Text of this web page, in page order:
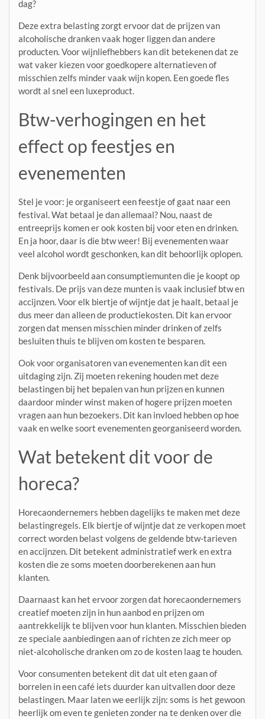
dag?
Deze extra belasting zorgt ervoor dat de prijzen van
alcoholische dranken vaak hoger liggen dan andere
producten. Voor wijnliefhebbers kan dit betekenen dat ze
wat vaker kiezen voor goedkopere alternatieven of
misschien zelfs minder vaak wijn kopen. Een goede fles
wordt al snel een luxeproduct.
Btw-verhogingen en het
effect op feestjes en
evenementen
Stel je voor: je organiseert een feestje of gaat naar een
festival. Wat betaal je dan allemaal? Nou, naast de
entreeprijs komen er ook kosten bij voor eten en drinken.
En ja hoor, daar is die btw weer! Bij evenementen waar
veel alcohol wordt geschonken, kan dit behoorlijk oplopen.
Denk bijvoorbeeld aan consumptiemunten die je koopt op
festivals. De prijs van deze munten is vaak inclusief btw en
accijnzen. Voor elk biertje of wijntje dat je haalt, betaal je
dus meer dan alleen de productiekosten. Dit kan ervoor
zorgen dat mensen misschien minder drinken of zelfs
besluiten thuis te blijven om kosten te besparen.
Ook voor organisatoren van evenementen kan dit een
uitdaging zijn. Zij moeten rekening houden met deze
belastingen bij het bepalen van hun prijzen en kunnen
daardoor minder winst maken of hogere prijzen moeten
vragen aan hun bezoekers. Dit kan invloed hebben op hoe
vaak en welke soort evenementen georganiseerd worden.
Wat betekent dit voor de
horeca?
Horecaondernemers hebben dagelijks te maken met deze
belastingregels. Elk biertje of wijntje dat ze verkopen moet
correct worden belast volgens de geldende btw-tarieven
en accijnzen. Dit betekent administratief werk en extra
kosten die ze soms moeten doorberekenen aan hun
klanten.
Daarnaast kan het ervoor zorgen dat horecaondernemers
creatief moeten zijn in hun aanbod en prijzen om
aantrekkelijk te blijven voor hun klanten. Misschien bieden
ze speciale aanbiedingen aan of richten ze zich meer op
niet-alcoholische dranken om zo de kosten laag te houden.
Voor consumenten betekent dit dat uit eten gaan of
borrelen in een café iets duurder kan uitvallen door deze
belastingen. Maar laten we eerlijk zijn: soms is het gewoon
heerlijk om even te genieten zonder na te denken over die